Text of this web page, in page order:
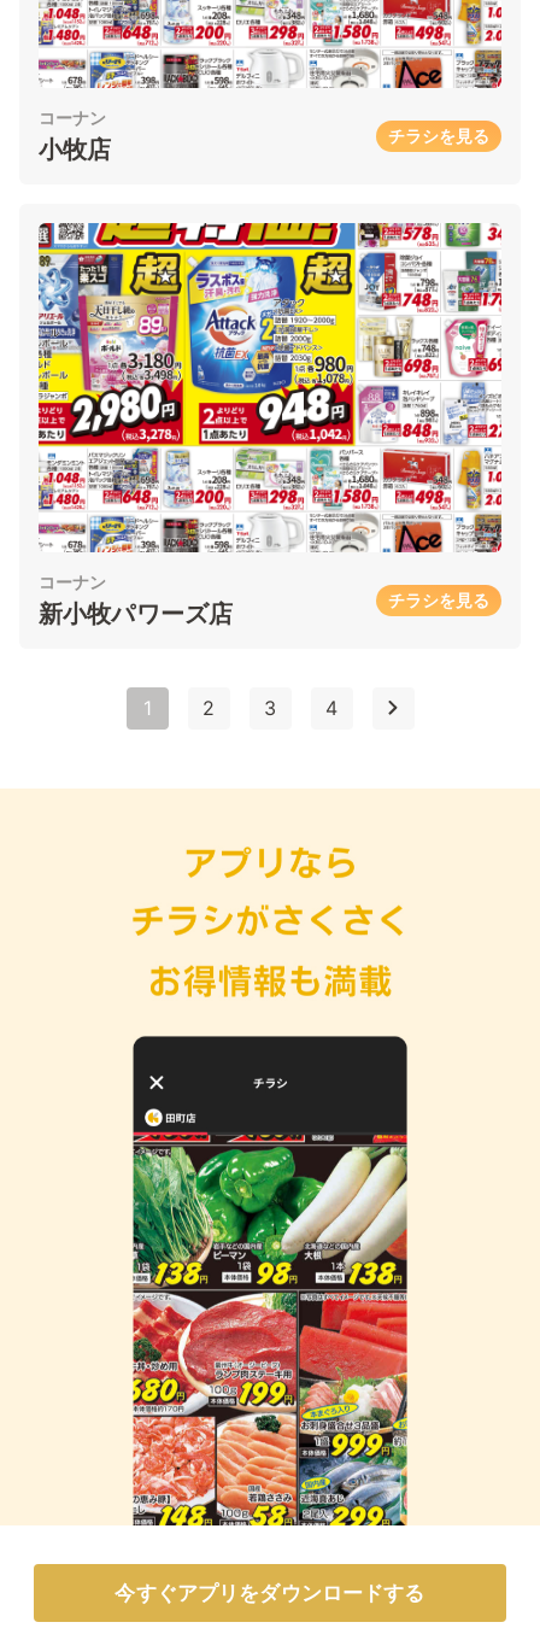
コーナン
小牧店 チラシを見る
コーナン
新小牧パワーズ店 チラシを見る
1 2 3 4
今すぐアプリをダウンロードする